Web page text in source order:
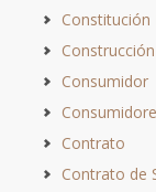
Constitución
Construcción
Consumidor
Contrato
Contrato de